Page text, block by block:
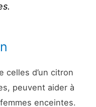
celles d’un citron
peuvent aider à
enceintes.